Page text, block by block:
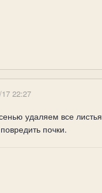
22:27
удаляем все
почки.